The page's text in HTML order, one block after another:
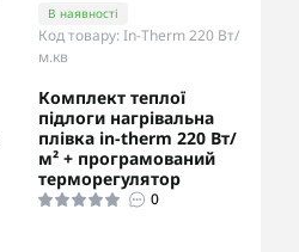
В наявності
Код товару: In-Therm 220 Вт/
м.кв
Комплект теплої
підлоги нагрівальна
плівка in-therm 220 Вт/
м² + програмований
терморегулятор
0